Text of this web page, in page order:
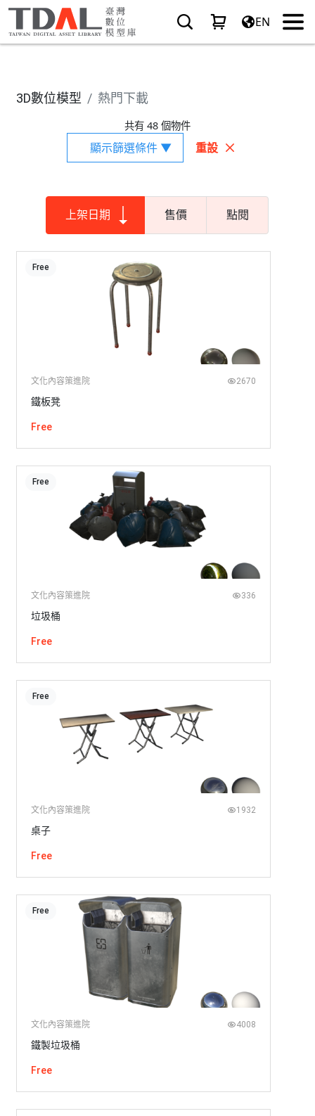
EN
3D數位模型 熱門下載
共有 48 個物件
顯示篩選條件 ▼ 重設
上架日期 售價 點閱
Free
文化內容策進院 2670
鐵板凳
Free
Free
文化內容策進院 336
垃圾桶
Free
Free
文化內容策進院 1932
桌子
Free
Free
文化內容策進院 4008
鐵製垃圾桶
Free